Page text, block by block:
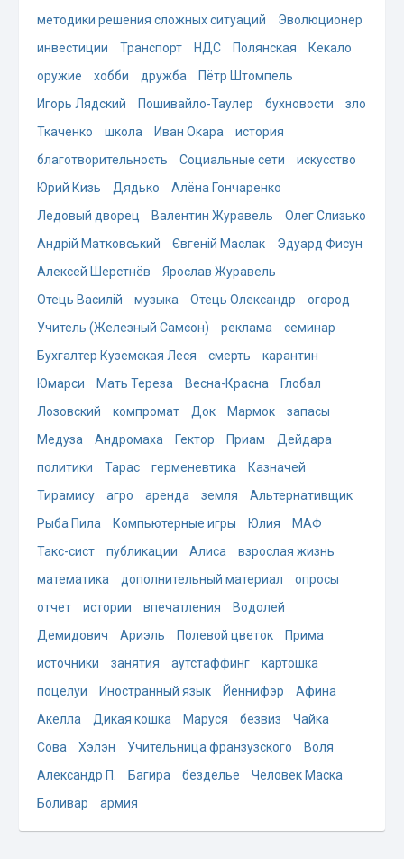
методики решения сложных ситуаций
Эволюционер
инвестиции
Транспорт НДС Полянская
Кекало
оружие
хобби дружба
Пётр Штомпель
Игорь Лядский
Пошивайло-Таулер бухновости
зло
Ткаченко
школа Иван Окара
история
благотворительность
Социальные сети
искусство
Юрий Кизь
Дядько
Алёна Гончаренко
Ледовый дворец
Валентин Журавель
Олег Слизько
Андрій Матковський
Євгеній Маслак
Эдуард Фисун
Алексей Шерстнёв
Ярослав Журавель
Отець Василій
музыка Отець Олександр
огород
Учитель (Железный Самсон)
реклама
семинар
Бухгалтер Куземская Леся
смерть
карантин
Юмарси
Мать Тереза Весна-Красна
Глобал
Лозовский
компромат Док Мармок
запасы
Медуза
Андромаха Гектор Приам
Дейдара
политики
Тарас герменевтика
Казначей
Тирамису
агро аренда земля
Альтернативщик
Рыба Пила
Компьютерные игры Юлия
МАФ
Такс-сист
публикации Алиса
взрослая жизнь
математика
дополнительный материал
опросы
отчет
истории впечатления
Водолей
Демидович
Ариэль Полевой цветок
Прима
источники
занятия аутстаффинг
картошка
поцелуи
Иностранный язык Йеннифэр
Афина
Акелла
Дикая кошка Маруся безвиз
Чайка
Сова
Хэлэн Учительница франзузского
Воля
Александр П.
Багира безделье
Человек Маска
Боливар
армия